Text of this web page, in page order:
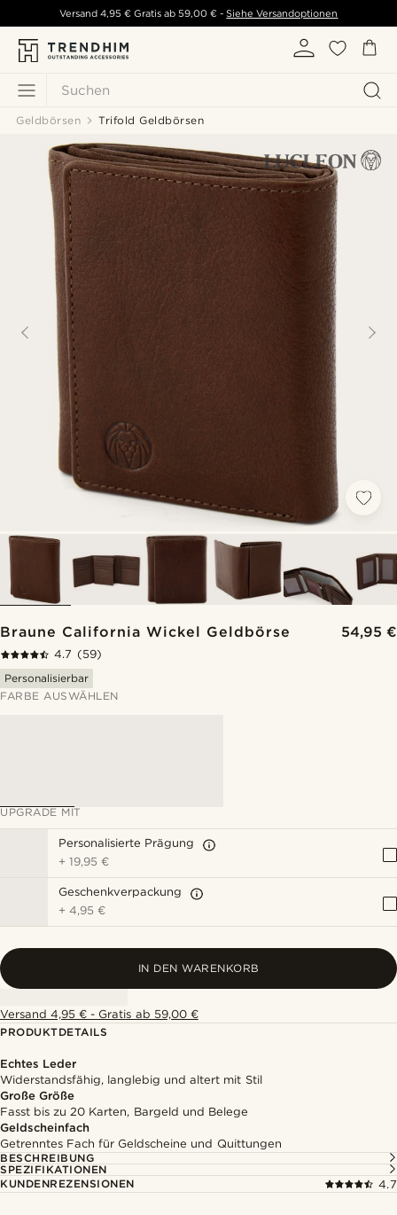
Suchen
Versand 4,95 € Gratis ab59,00 € - Siehe Versandoptionen
Geldbörsen Trifold Geldbörsen
Braune California Wickel Geldbörse 54,95 €
4.7 (59)
Personalisierbar
FARBE AUSWÄHLEN
UPGRADE MIT
Personalisierte Prägung
+19,95 €
Geschenkverpackung
+4,95 €
IN DEN WARENKORB
Versand 4,95 € - Gratis ab 59,00 €
PRODUKTDETAILS
Echtes Leder
Widerstandsfähig, langlebig und altert mit Stil
Große Größe
Fasst bis zu 20 Karten, Bargeld und Belege
Geldscheinfach
Getrenntes Fach für Geldscheine und Quittungen
BESCHREIBUNG
SPEZIFIKATIONEN
KUNDENREZENSIONEN
4.7